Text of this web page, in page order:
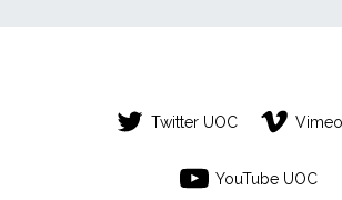
Twitter UOC
YouTube UOC